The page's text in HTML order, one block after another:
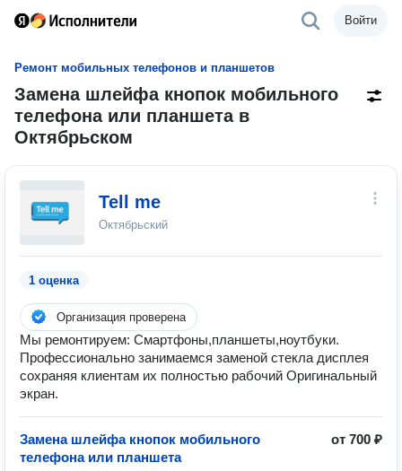
Войти
Ремонт мобильных телефонов и планшетов
Замена шлейфа кнопок мобильного
телефона или планшета в
Октябрьском
Tell me
Октябрьский
1 оценка
Организация проверена
Мы ремонтируем: Смартфоны,планшеты,ноутбуки.
Профессионально занимаемся заменой стекла дисплея
сохраняя клиентам их полностью рабочий Оригинальный
экран.
Замена шлейфа кнопок мобильного
телефона или планшета
от 700 ₽